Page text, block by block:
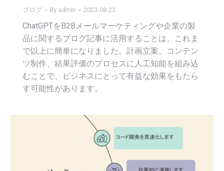
ブログ By admin 2023-08-23
ChatGPTをB2Bメールマーケティングや企業の製
品に関するブログ記事に活用することは、これま
で以上に簡単になりました。計画立案、コンテン
ツ制作、結果評価のプロセスに人工知能を組み込
むことで、ビジネスにとって有益な効果をもたら
す可能性があります。